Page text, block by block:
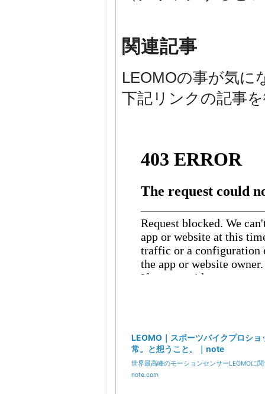
関連記事
LEOMOの事が気に
下記リンクの記事
LEOMO｜スポーツバイクプロショ
常。と想うこと。｜note
世界最高峰のモーションセンサーLEOMOに
note.com